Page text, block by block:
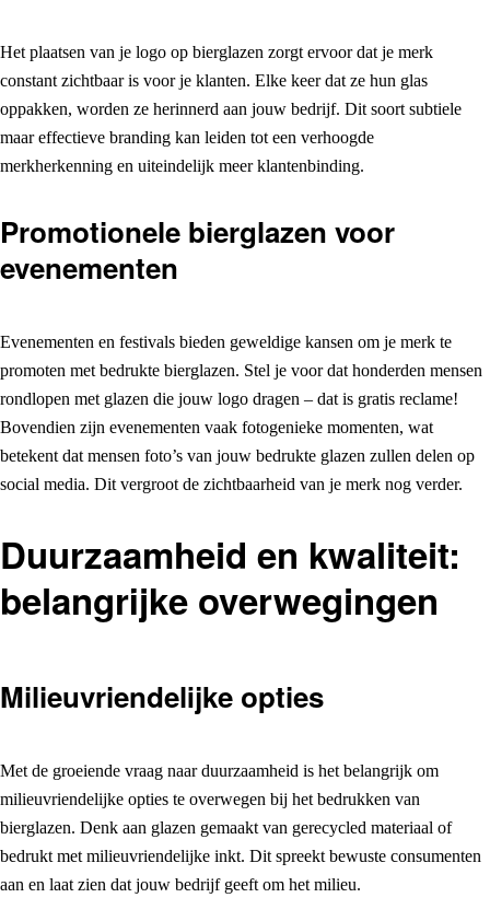
Het plaatsen van je logo op bierglazen zorgt ervoor dat je merk
constant zichtbaar is voor je klanten. Elke keer dat ze hun glas
oppakken, worden ze herinnerd aan jouw bedrijf. Dit soort subtiele
maar effectieve branding kan leiden tot een verhoogde
merkherkenning en uiteindelijk meer klantenbinding.
Promotionele bierglazen voor
evenementen
Evenementen en festivals bieden geweldige kansen om je merk te
promoten met bedrukte bierglazen. Stel je voor dat honderden mensen
rondlopen met glazen die jouw logo dragen – dat is gratis reclame!
Bovendien zijn evenementen vaak fotogenieke momenten, wat
betekent dat mensen foto’s van jouw bedrukte glazen zullen delen op
social media. Dit vergroot de zichtbaarheid van je merk nog verder.
Duurzaamheid en kwaliteit:
belangrijke overwegingen
Milieuvriendelijke opties
Met de groeiende vraag naar duurzaamheid is het belangrijk om
milieuvriendelijke opties te overwegen bij het bedrukken van
bierglazen. Denk aan glazen gemaakt van gerecycled materiaal of
bedrukt met milieuvriendelijke inkt. Dit spreekt bewuste consumenten
aan en laat zien dat jouw bedrijf geeft om het milieu.